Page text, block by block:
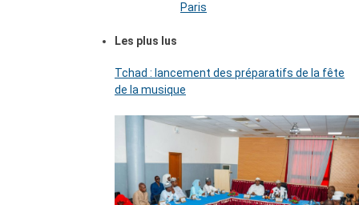
Paris
Les plus lus
Tchad : lancement des préparatifs de la fête
de la musique